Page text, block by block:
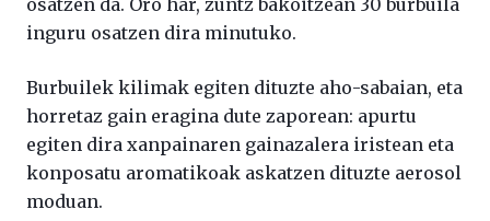
inguru osatzen dira minutuko.
Burbuilek kilimak egiten dituzte aho-sabaian, eta
horretaz gain eragina dute zaporean: apurtu
egiten dira xanpainaren gainazalera iristean eta
konposatu aromatikoak askatzen dituzte aerosol
moduan.